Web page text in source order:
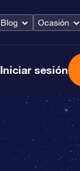
Blog Ocasión
Iniciar sesión